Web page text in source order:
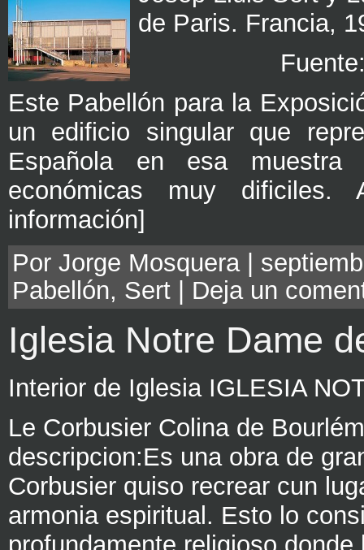
de Paris. Francia,
Este Pabellón para la
un edificio singular que
Española en esa
económicas muy
información]
Por Jorge Mosquera |
Pabellón, Sert | Deja un
Iglesia Notre Dame
Interior de Iglesia IGLESIA
Le Corbusier Colina de
descripcion:Es una obra de
Corbusier quiso recrear cun
armonia espiritual. Esto lo